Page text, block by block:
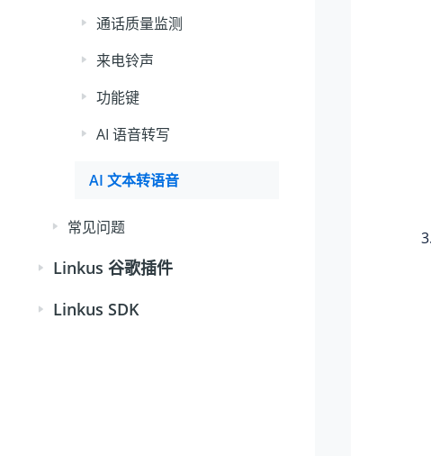
通话质量监测
来电铃声
功能键
AI 语音转写
AI 文本转语音
常见问题
Linkus 谷歌插件
Linkus SDK